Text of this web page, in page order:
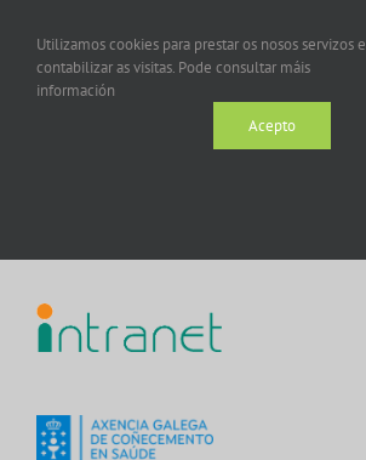
Utilizamos cookies para prestar os nosos servizos e
contabilizar as visitas. Pode consultar máis
información
Acepto